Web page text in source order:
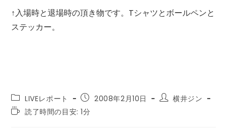
↑入場時と退場時の頂き物です。Tシャツとボールペンと
ステッカー。
投
稿
カ
LIVEレポート
投
稿
公
2008年2月10日
投
横井ジン
読
読了時間の目安: 1分